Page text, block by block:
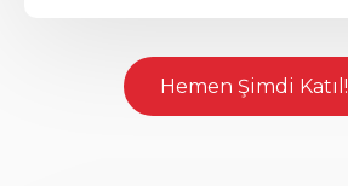
Hemen Şimdi Katıl!